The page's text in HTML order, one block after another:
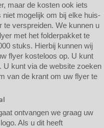
maar de kosten ook iets
mogelijk om bij elke huis-
te verspreiden. We kunnen u
met het folderpakket te
stuks. Hierbij kunnen wij
flyer kosteloos op. U kunt
U kunt via de website zoeken
van de krant om uw flyer te
ontvangen we graag uw
Als u dit heeft